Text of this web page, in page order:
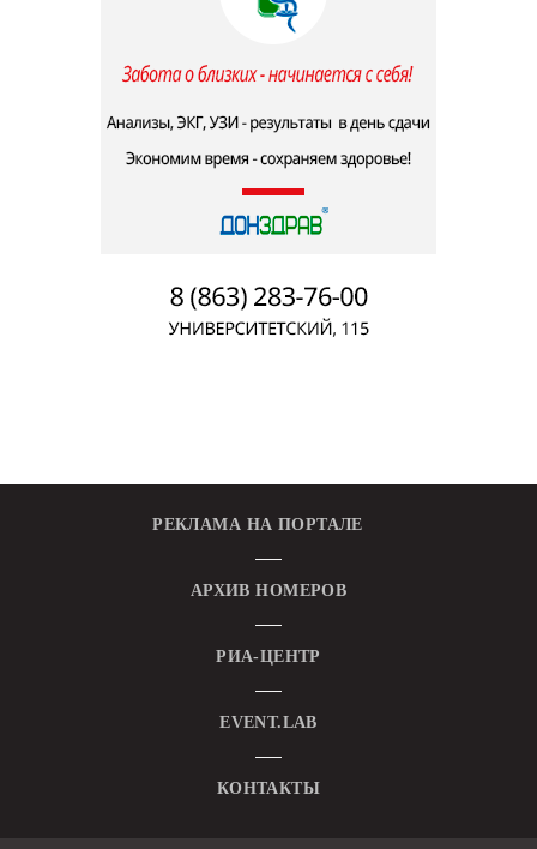
РЕКЛАМА НА ПОРТАЛЕ
АРХИВ НОМЕРОВ
РИА-ЦЕНТР
EVENT.LAB
КОНТАКТЫ